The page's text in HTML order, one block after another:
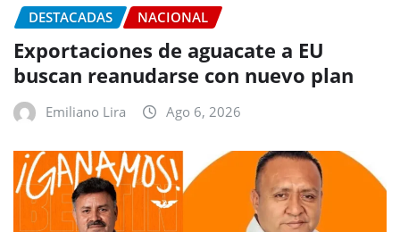
DESTACADAS NACIONAL
Exportaciones de aguacate a EU
buscan reanudarse con nuevo plan
Emiliano Lira Ago 6, 2026